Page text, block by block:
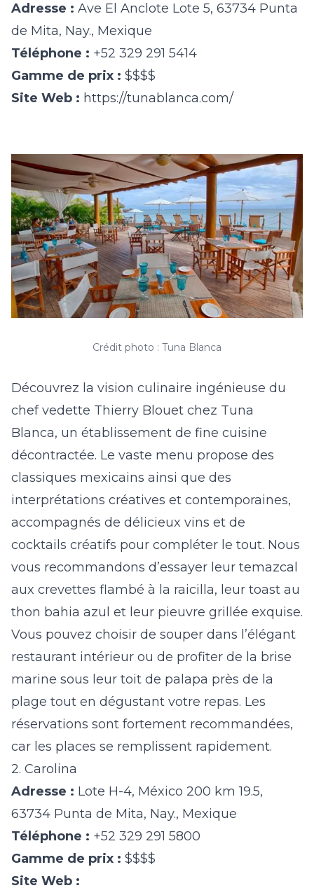
Adresse : Ave El Anclote Lote 5, 63734 Punta
de Mita, Nay., Mexique
Téléphone : +52 329 291 5414
Gamme de prix : $$$$
Site Web : https://tunablanca.com/
Crédit photo : Tuna Blanca
Découvrez la vision culinaire ingénieuse du
chef vedette Thierry Blouet chez Tuna
Blanca, un établissement de fine cuisine
décontractée. Le vaste menu propose des
classiques mexicains ainsi que des
interprétations créatives et contemporaines,
accompagnés de délicieux vins et de
cocktails créatifs pour compléter le tout. Nous
vous recommandons d’essayer leur temazcal
aux crevettes flambé à la raicilla, leur toast au
thon bahia azul et leur pieuvre grillée exquise.
Vous pouvez choisir de souper dans l’élégant
restaurant intérieur ou de profiter de la brise
marine sous leur toit de palapa près de la
plage tout en dégustant votre repas. Les
réservations sont fortement recommandées,
car les places se remplissent rapidement.
2. Carolina
Adresse : Lote H-4, México 200 km 19.5,
63734 Punta de Mita, Nay., Mexique
Téléphone : +52 329 291 5800
Gamme de prix : $$$$
Site Web :